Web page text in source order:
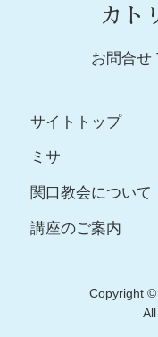
カト
お問合せ
サイトトップ
ミサ
関口教会について
講座のご案内
Copyright ©